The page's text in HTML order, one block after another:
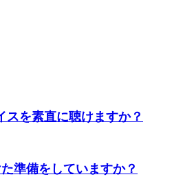
スを素直に聴けますか？
準備をしていますか？